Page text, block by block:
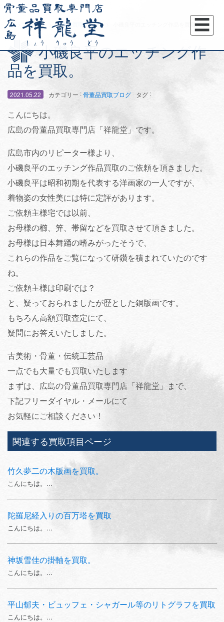
☰
トップページ 骨董品買取ブログ 小磯良平のエッチング作品を買取。
小磯良平のエッチング作
品を買取。
2021.05.22 カテゴリー :骨董品買取ブログ タグ :
こんにちは。
広島の骨董品買取専門店「祥龍堂」です。
広島市内のリピーター様より、
小磯良平のエッチング作品買取のご依頼を頂きました。
小磯良平は昭和初期を代表する洋画家の一人ですが、
着物姿の女性美には特に定評があります。
ご依頼主様宅では以前、
お母様の櫛、笄、帯留などを買取させて頂きました。
お母様は日本舞踊の嗜みがったそうで、
これらの作品をご覧になって研鑽を積まれていたのです
ね。
ご依頼主様は印刷では？
と、疑っておられましたが歴とした銅版画です。
もちろん高額買取査定にて、
疑問にお答えいたしました。
古美術・骨董・伝統工芸品
一点でも大量でも買取いたします
まずは、広島の骨董品買取専門店「祥龍堂」まで、
下記フリーダイヤル・メールにて
お気軽にご相談ください！
関連する買取項目ページ
竹久夢二の木版画を買取。
こんにちは。...
陀羅尼経入りの百万塔を買取
こんにちは。...
神坂雪佳の掛軸を買取。
こんにちは。...
平山郁夫・ビュッフェ・シャガール等のリトグラフを買取
こんにちは。...